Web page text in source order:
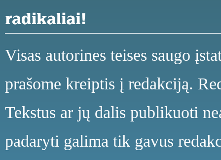
Visas autorines teises saugo
prašome kreiptis į redakciją.
Tekstus ar jų dalis publikuoti
padaryti galima tik gavus